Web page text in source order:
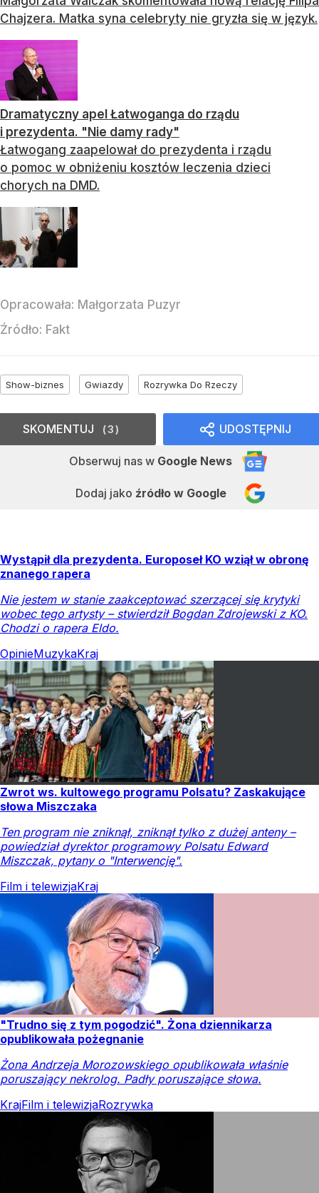
Chajzera. Matka syna celebryty nie gryzła się w język.
Dramatyczny apel Łatwoganga do rządu
i prezydenta. "Nie damy rady"
Łatwogang zaapelował do prezydenta i rządu
o pomoc w obniżeniu kosztów leczenia dzieci
chorych na DMD.
Opracowała: Małgorzata Puzyr
Źródło: Fakt
Show-biznes Gwiazdy Rozrywka Do Rzeczy
UDOSTĘPNIJ
Obserwuj nas w Google News
Dodaj jako źródło w Google
SKOMENTUJ 3
Wystąpił dla prezydenta. Europoseł KO wziął w obronę
znanego rapera
Nie jestem w stanie zaakceptować szerzącej się krytyki
wobec tego artysty – stwierdził Bogdan Zdrojewski z KO.
Chodzi o rapera Eldo.
OpinieMuzykaKraj
Zwrot ws. kultowego programu Polsatu? Zaskakujące
słowa Miszczaka
Ten program nie zniknął, zniknął tylko z dużej anteny –
powiedział dyrektor programowy Polsatu Edward
Miszczak, pytany o "Interwencję".
Film i telewizjaKraj
"Trudno się z tym pogodzić". Żona dziennikarza
opublikowała pożegnanie
Żona Andrzeja Morozowskiego opublikowała właśnie
poruszający nekrolog. Padły poruszające słowa.
KrajFilm i telewizjaRozrywka